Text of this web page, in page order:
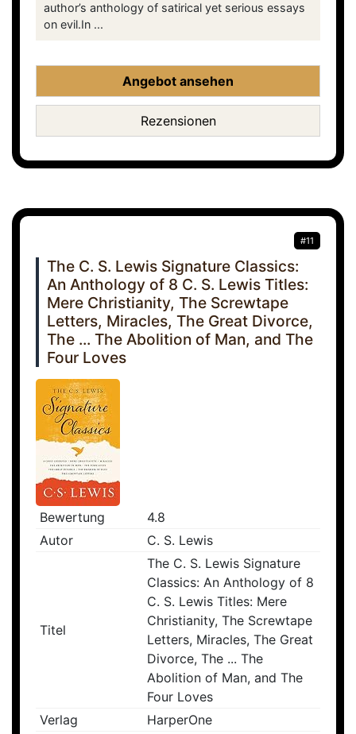
author’s anthology of satirical yet serious essays
on evil.In ...
Angebot ansehen
Rezensionen
#11
The C. S. Lewis Signature Classics:
An Anthology of 8 C. S. Lewis Titles:
Mere Christianity, The Screwtape
Letters, Miracles, The Great Divorce,
The ... The Abolition of Man, and The
Four Loves
Bewertung
4.8
Autor
C. S. Lewis
Titel
The C. S. Lewis Signature
Classics: An Anthology of 8
C. S. Lewis Titles: Mere
Christianity, The Screwtape
Letters, Miracles, The Great
Divorce, The ... The
Abolition of Man, and The
Four Loves
Verlag
HarperOne